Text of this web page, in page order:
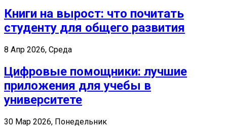
Книги на вырост: что почитать
студенту для общего развития
8 Апр 2026, Среда
Цифровые помощники: лучшие
приложения для учебы в
университете
30 Мар 2026, Понедельник